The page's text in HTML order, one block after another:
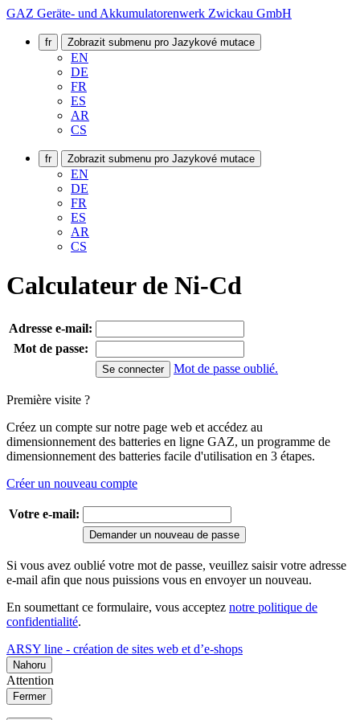
GAZ Geräte- und Akkumulatorenwerk Zwickau GmbH
fr Zobrazit submenu pro Jazykové mutace
EN
DE
FR
ES
AR
CS
fr Zobrazit submenu pro Jazykové mutace
EN
DE
FR
ES
AR
CS
Calculateur de Ni-Cd
Adresse e-mail:
Mot de passe:
Mot de passe oublié.
Première visite ?
Créez un compte sur notre page web et accédez au
dimensionnement des batteries en ligne GAZ, un programme de
dimensionnement des batteries facile d'utilisation en 3 étapes.
Créer un nouveau compte
Votre e-mail:
Demander un nouveau de passe
Si vous avez oublié votre mot de passe, veuillez saisir votre adresse
e-mail afin que nous puissions vous en envoyer un nouveau.
En soumettant ce formulaire, vous acceptez notre politique de
confidentialité.
ARSY line - création de sites web et d’e-shops
Nahoru
Attention
Fermer